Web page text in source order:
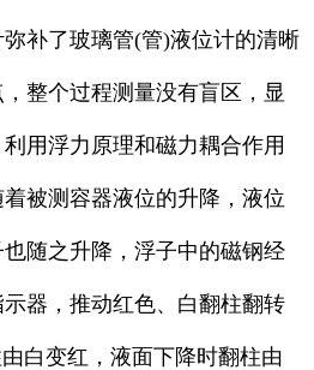
补了玻璃管(管)液位计的清晰
整个过程测量没有盲区，显
用浮力原理和磁力耦合作用
被测容器液位的升降，液位
随之升降，浮子中的磁钢经
器，推动红色、白翻柱翻转
白变红，液面下降时翻柱由